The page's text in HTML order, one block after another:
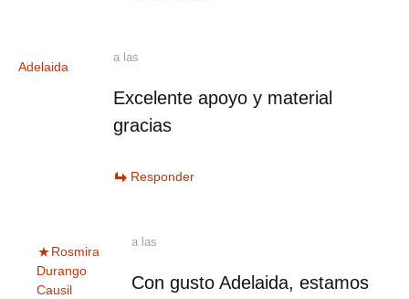
Adelaida
a las
Excelente apoyo y material
gracias
Responder
Rosmira
Durango
Causil
a las
Con gusto Adelaida, estamos